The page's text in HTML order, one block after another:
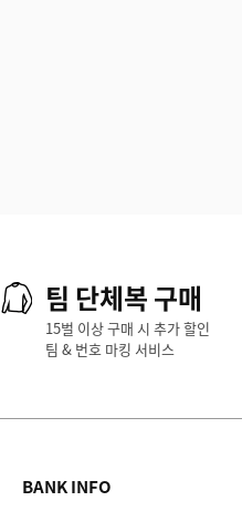
팀 단체복 구매
15벌 이상 구매 시 추가 할인
팀 & 번호 마킹 서비스
BANK INFO